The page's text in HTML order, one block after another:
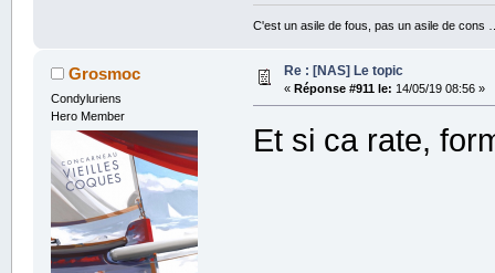
C'est un asile de fous, pas un asile de cons
Grosmoc
Condyluriens
Hero Member
Re : [NAS] Le topic
« Réponse #911 le: 14/05/19 08:56 »
Et si ca rate,